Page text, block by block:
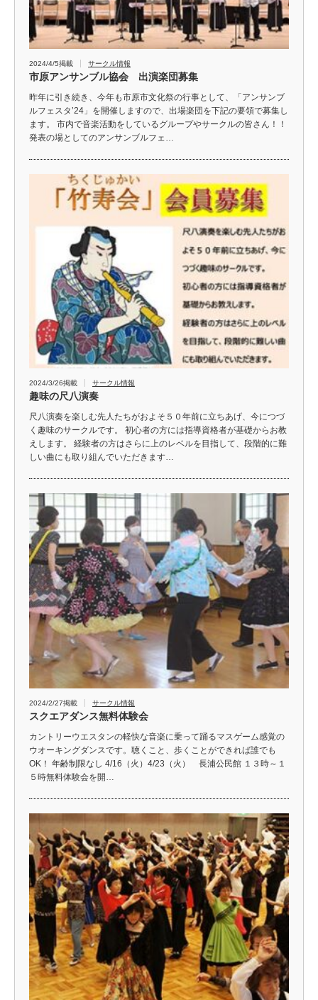
2024/4/5掲載 サークル情報
市原アンサンブル協会 出演楽団募集
昨年に引き続き、今年も市原市文化祭の行事として、「アンサンブ
ルフェスタ’24」を開催しますので、出場楽団を下記の要領で募集し
ます。 市内で音楽活動をしているグループやサークルの皆さん！！
発表の場としてのアンサンブルフェ…
2024/3/26掲載 サークル情報
趣味の尺八演奏
尺八演奏を楽しむ先人たちがおよそ５０年前に立ちあげ、今につづ
く趣味のサークルです。 初心者の方には指導資格者が基礎からお教
えします。 経験者の方はさらに上のレベルを目指して、段階的に難
しい曲にも取り組んでいただきます…
2024/2/27掲載 サークル情報
スクエアダンス無料体験会
カントリーウエスタンの軽快な音楽に乗って踊るマスゲーム感覚の
ウオーキングダンスです。聴くこと、歩くことができれば誰でも
OK！ 年齢制限なし 4/16（火）4/23（火） 長浦公民館 １３時～１
５時無料体験会を開…